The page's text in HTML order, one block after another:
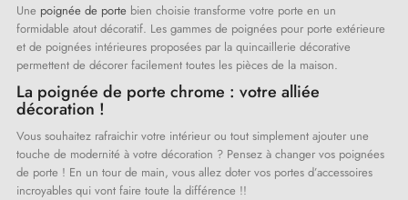
Une poignée de porte bien choisie transforme votre porte en un
formidable atout décoratif. Les gammes de poignées pour porte extérieure
et de poignées intérieures proposées par la quincaillerie décorative
permettent de décorer facilement toutes les pièces de la maison.
La poignée de porte chrome : votre alliée
décoration !
Vous souhaitez rafraichir votre intérieur ou tout simplement ajouter une
touche de modernité à votre décoration ? Pensez à changer vos poignées
de porte ! En un tour de main, vous allez doter vos portes d’accessoires
incroyables qui vont faire toute la différence !!